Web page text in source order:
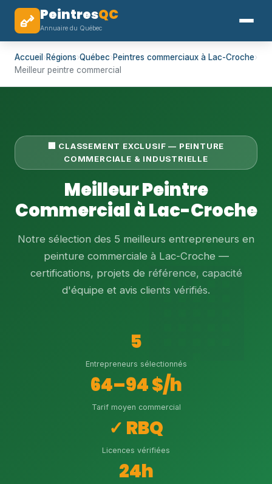
PeintresQC
Annuaire du Québec
Accueil ›Régions›Québec›Peintres commerciaux à Lac-Croche›
Meilleur peintre commercial
🏢 CLASSEMENT EXCLUSIF — PEINTURE
COMMERCIALE & INDUSTRIELLE
Meilleur Peintre
Commercial à Lac-Croche
Notre sélection des 5 meilleurs entrepreneurs en
peinture commerciale à Lac-Croche —
certifications, projets de référence, capacité
d'équipe et avis clients vérifiés.
5
Entrepreneurs sélectionnés
64–94 $/h
Tarif moyen commercial
✓ RBQ
Licences vérifiées
24h